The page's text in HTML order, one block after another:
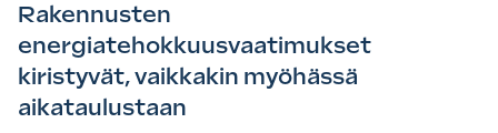
Rakennusten
energiatehokkuusvaatimukset
kiristyvät, vaikkakin myöhässä
aikataulustaan